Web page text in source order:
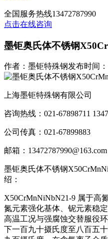
全国服务热线13472787990
点击在线咨询
墨钜奥氏体不锈钢
作者：墨钜特殊钢发布时间：
上海墨钜特殊钢有限公司
咨询热线：021-67898711
公司传真：021-67899883
邮箱：13472787990@163.com
墨钜奥氏体不锈钢
绍：
X50CrMnNiNbN21-9 属于高
氮元素强化基体、铌元素稳
高温工况与强腐蚀交替服役
下一百九十摄氏度至八百五